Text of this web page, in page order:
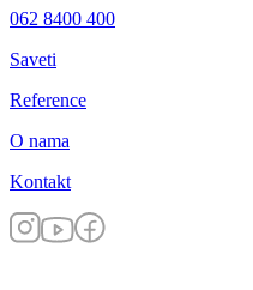
062 8400 400
Saveti
Reference
O nama
Kontakt